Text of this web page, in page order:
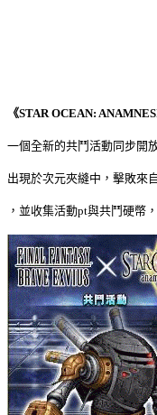
《STAR OCEAN:
一個全新的共鬥活動同步開
出現於次元夾縫中，擊敗來
，並收集活動pt與共鬥硬幣